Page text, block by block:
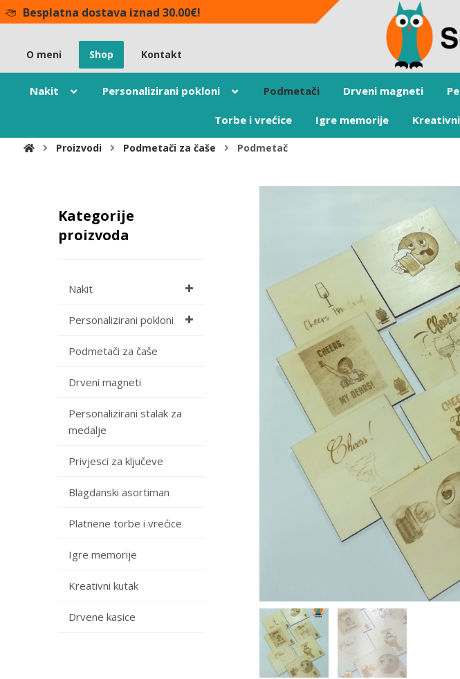
Besplatna dostava iznad 30.00€!
O meni Shop Kontakt
Nakit Personalizirani pokloni Podmetači Drveni magneti
Torbe i vrećice Igre memorije
Proizvodi Podmetači za čaše Podmetač
Kategorije
proizvoda
Nakit
Personalizirani pokloni
Podmetači za čaše
Drveni magneti
Personalizirani stalak za
medalje
Privjesci za ključeve
Blagdanski asortiman
Platnene torbe i vrećice
Igre memorije
Kreativni kutak
Drvene kasice